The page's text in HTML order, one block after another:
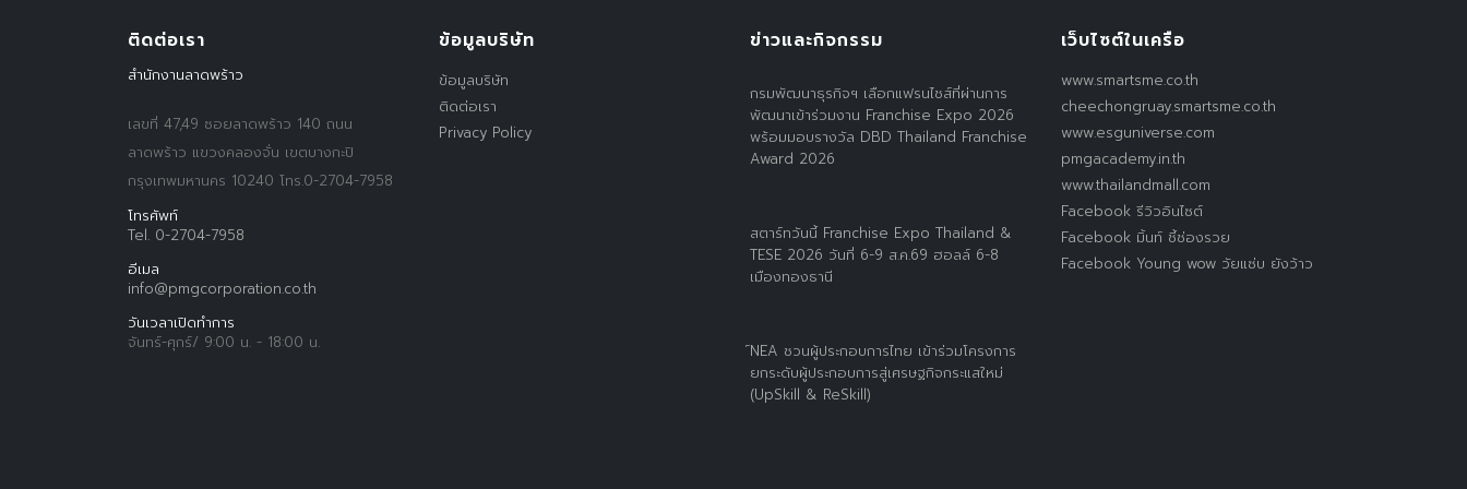
ติดต่อเรา
สำนักงานลาดพร้าว
เลขที่ 47,49 ซอยลาดพร้าว 140 ถนน
ลาดพร้าว แขวงคลองจั่น เขตบางกะปิ
กรุงเทพมหานคร 10240 โทร.0-2704-7958
โทรศัพท์
Tel. 0-2704-7958
อีเมล
info@pmgcorporation.co.th
วันเวลาเปิดทำการ
จันทร์-ศุกร์/ 9:00 น. - 18:00 น.
ข้อมูลบริษัท
ข้อมูลบริษัท
ติดต่อเรา
Privacy Policy
ข่าวและกิจกรรม
กรมพัฒนาธุรกิจฯ เลือกแฟรนไชส์ที่ผ่านการ
พัฒนาเข้าร่วมงาน Franchise Expo 2026
พร้อมมอบรางวัล DBD Thailand Franchise
Award 2026
สตาร์ทวันนี้ Franchise Expo Thailand &
TESE 2026 วันที่ 6-9 ส.ค.69 ฮอลล์ 6-8
เมืองทองธานี
์NEA ชวนผู้ประกอบการไทย เข้าร่วมโครงการ
ยกระดับผู้ประกอบการสู่เศรษฐกิจกระแสใหม่
(UpSkill & ReSkill)
เว็บไซต์ในเครือ
www.smartsme.co.th
cheechongruay.smartsme.co.th
www.esguniverse.com
pmgacademy.in.th
www.thailandmall.com
Facebook รีวิวอินไซต์
Facebook มิ้นท์ ชี้ช่องรวย
Facebook Young wow วัยแซ่บ ยังว้าว